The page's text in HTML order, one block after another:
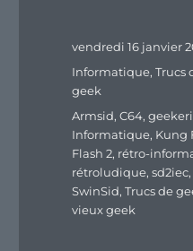
Publié
vendredi 16 janvier
Catégories
Informatique,Trucs
geek
Étiquettes
Armsid,C64,
Informatique, Kung
Flash 2, rétro-
rétroludique,sd2iec,
SwinSid,Trucs de
vieux geek